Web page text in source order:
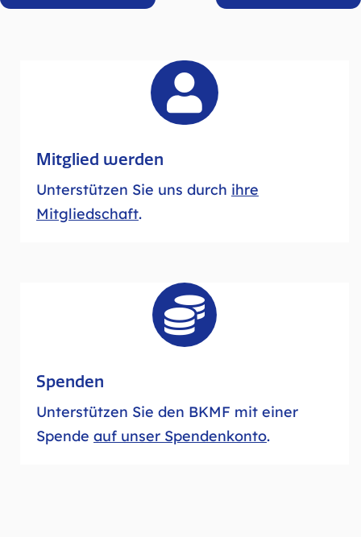

Mitglied werden
Unterstützen Sie uns durch ihre
Mitgliedschaft.

Spenden
Unterstützen Sie den BKMF mit einer
Spende auf unser Spendenkonto.